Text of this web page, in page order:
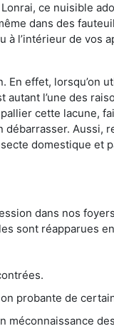
ce nuisible
dans des
à l’intérieur de vos
En effet, lorsqu’on
l’une des
cette lacune,
Aussi,
domestique et
dans nos
sont réapparues
probante de
méconnaissance